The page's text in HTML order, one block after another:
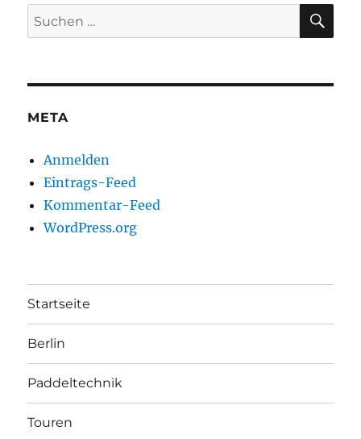
Suchen
nach:
META
Anmelden
Eintrags-Feed
Kommentar-Feed
WordPress.org
Startseite
Berlin
Paddeltechnik
Touren